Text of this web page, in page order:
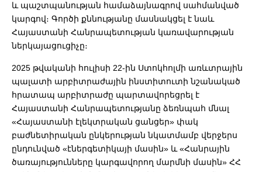
և պաշտպանության համաձայնագրով սահմանված
կարգով։ Գործի քննությանը մասնակցել է նաև
Հայաստանի Հանրապետության կառավարության
ներկայացուցիչը։
2025 թվականի հուլիսի 22-ին Ստոկհոլմի առևտրային
պալատի արբիտրաժային ինստիտուտի նշանակած
հրատապ արբիտրաժը պարտավորեցրել է
Հայաստանի Հանրապետությանը ձեռնպահ մնալ
«Հայաստանի էլեկտրական ցանցեր» փակ
բաժնետիրական ընկերության նկատմամբ վերջերս
ընդունված «էներգետիկայի մասին» և «Հանրային
ծառայությունները կարգավորող մարմնի մասին» ՀՀ